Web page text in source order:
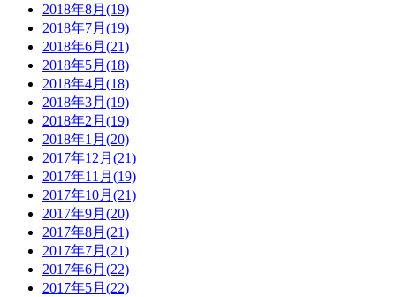
2018年8月(19)
2018年7月(19)
2018年6月(21)
2018年5月(18)
2018年4月(18)
2018年3月(19)
2018年2月(19)
2018年1月(20)
2017年12月(21)
2017年11月(19)
2017年10月(21)
2017年9月(20)
2017年8月(21)
2017年7月(21)
2017年6月(22)
2017年5月(22)